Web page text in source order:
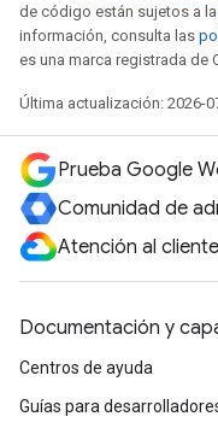
de código están sujetos a la
información, consulta las
es una marca registrada de
Última actualización: 2026-
Prueba Google
Comunidad de
Atención al cliente
Documentación y
Centros de ayuda
Guías para